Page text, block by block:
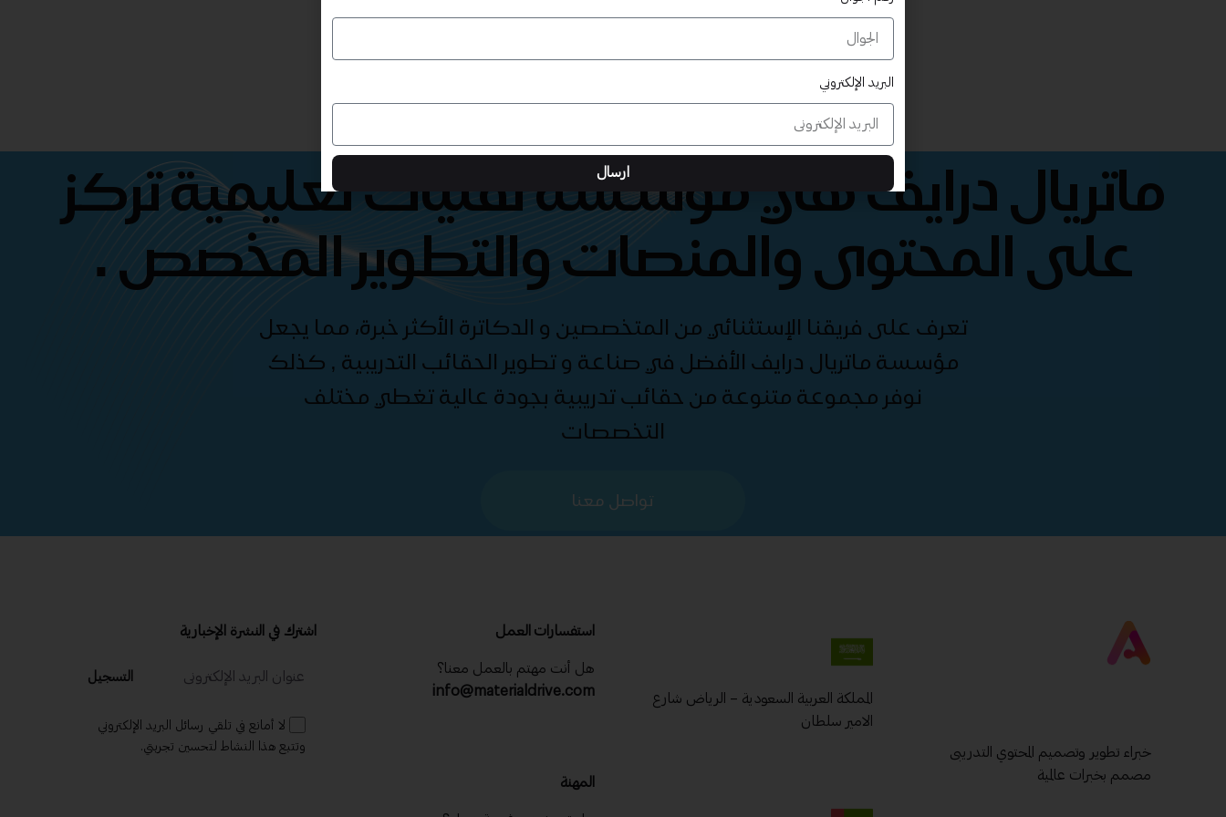
ماتريال درايف هي مؤسسة تقنيات تعليمية تركز
على المحتوى والمنصات والتطوير المخصص .
تعرف على فريقنا الإستثنائي من المتخصصين و الدكاترة الأكثر خبرة، مما يجعل
مؤسسة ماتريال درايف الأفضل في صناعة و تطوير الحقائب التدريبية , كذلك
نوفر مجموعة متنوعة من حقائب تدريبية بجودة عالية تغطي مختلف
التخصصات
تواصل معنا
خبراء تطوير وتصميم المحتوي التدريبى
مصمم بخبرات عالمية
المملكة العربية السعودية – الرياض شارع
الامير سلطان
استفسارات العمل
هل أنت مهتم بالعمل معنا؟
info@materialdrive.com
المهنة
اشترك في النشرة الإخبارية
التسجيل
لا أمانع في تلقي رسائل البريد الإلكتروني
وتتبع هذا النشاط لتحسين تجربتي.
البريد الإلكتروني
ارسال